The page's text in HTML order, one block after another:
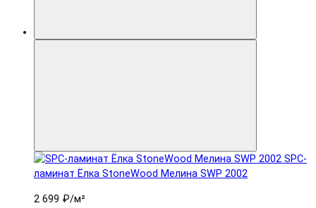
SPC-
ламинат Ëлка StoneWood Мелина SWP 2002
2 699 ₽/м²